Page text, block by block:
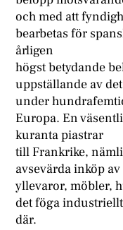
och med att
bearbetas för
årligen
högst betydande
uppställande av
under
Europa. En
kuranta piastrar
till Frankrike,
avsevärda inköp
yllevaror, möbler,
det föga
där.